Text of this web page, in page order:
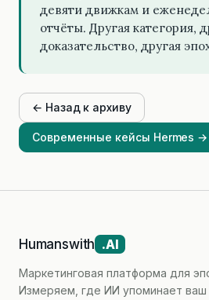
девяти движкам и
отчёты. Другая категория,
доказательство, другая
← Назад к архиву
Современные кейсы Hermes →
Humanswith .AI
Маркетинговая платформа для
Измеряем, где ИИ упоминает